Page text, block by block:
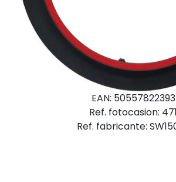
EAN:
Ref. fotocasion:
Ref. fabricante: